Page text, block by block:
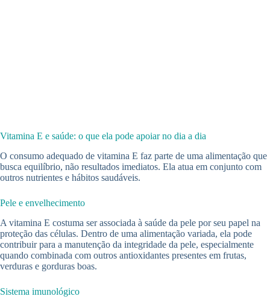
Vitamina E e saúde: o que ela pode apoiar no dia a dia
O consumo adequado de vitamina E faz parte de uma alimentação que
busca equilíbrio, não resultados imediatos. Ela atua em conjunto com
outros nutrientes e hábitos saudáveis.
Pele e envelhecimento
A vitamina E costuma ser associada à saúde da pele por seu papel na
proteção das células. Dentro de uma alimentação variada, ela pode
contribuir para a manutenção da integridade da pele, especialmente
quando combinada com outros antioxidantes presentes em frutas,
verduras e gorduras boas.
Sistema imunológico